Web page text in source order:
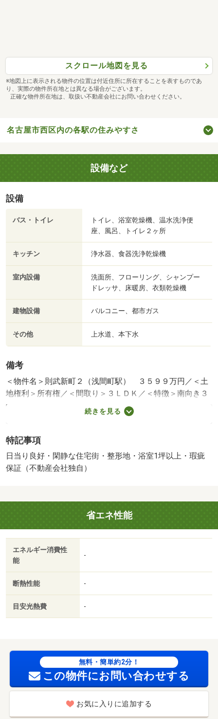
スクロール地図を見る
※地図上に表示される物件の位置は付近住所に所在することを表すものであ
り、実際の物件所在地とは異なる場合がございます。
正確な物件所在地は、取扱い不動産会社にお問い合わせください。
名古屋市西区内の各駅の住みやすさ
設備など
設備
バス・トイレ
トイレ、浴室乾燥機、温水洗浄便
座、風呂、トイレ２ヶ所
キッチン 浄水器、食器洗浄乾燥機
室内設備
洗面所、フローリング、シャンプー
ドレッサ、床暖房、衣類乾燥機
建物設備 バルコニー、都市ガス
その他 上水道、本下水
備考
＜物件名＞則武新町２（浅間町駅） ３５９９万円／＜土
地権利＞所有権／＜間取り＞３ＬＤＫ／＜特徴＞南向き３
階建て、新築未入居物件です！、瑕疵保証付（不動産会社
独自）・即引渡可・市街地が近い・南向き・浴室乾燥機
販売戸数：1戸
法令等制限：準防火地域
続きを見る
特記事項
日当り良好・閑静な住宅街・整形地・浴室1坪以上・瑕疵
保証（不動産会社独自）
省エネ性能
エネルギー消費性
能
-
断熱性能 -
目安光熱費 -
無料・簡単約2分！
この物件にお問い合わせする
お気に入りに追加する